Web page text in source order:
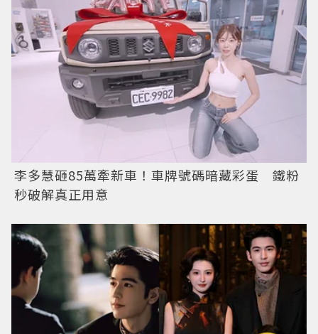
李多慧砸85萬牽新車！車牌號碼暗藏彩蛋 鐵粉
秒破解真正用意